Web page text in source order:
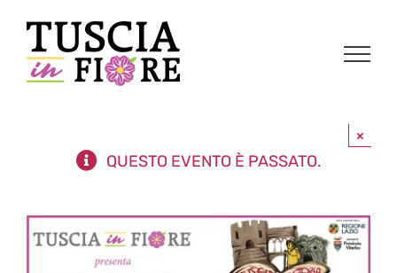
contenuto
QUESTO EVENTO È PASSATO.
×